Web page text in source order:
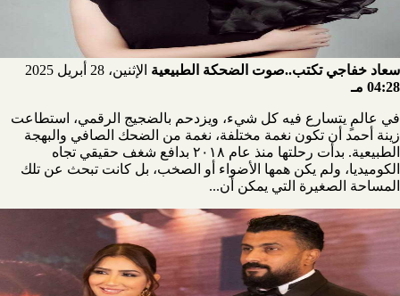
سعاد خفاجي تكتب..صوت الضحكة الطبيعية الإثنين، 28 أبريل 2025
04:28 مـ
في عالمٍ يتسارع فيه كل شيء، ويزدحم بالضجيج الرقمي، استطاعت
زينة أحمد أن تكون نغمة مختلفة، نغمة من الضحك الصافي والبهجة
الطبيعية. بدأت رحلتها منذ عام ٢٠١٨ بدافع شغف حقيقي تجاه
الكوميديا، ولم يكن همها الأضواء أو الصخب، بل كانت تبحث عن تلك
المساحة الصغيرة التي يمكن أن...